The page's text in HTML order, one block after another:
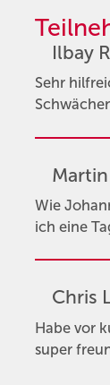
Ilbay
Sehr
Wie
ich eine
Chris
Habe vor
super